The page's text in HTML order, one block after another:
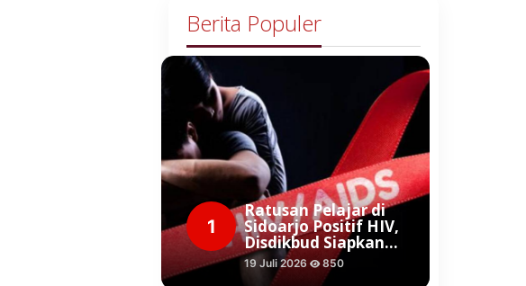
Berita Populer
1
Ratusan Pelajar di
Sidoarjo Positif HIV,
Disdikbud Siapkan…
19 Juli 2026 850